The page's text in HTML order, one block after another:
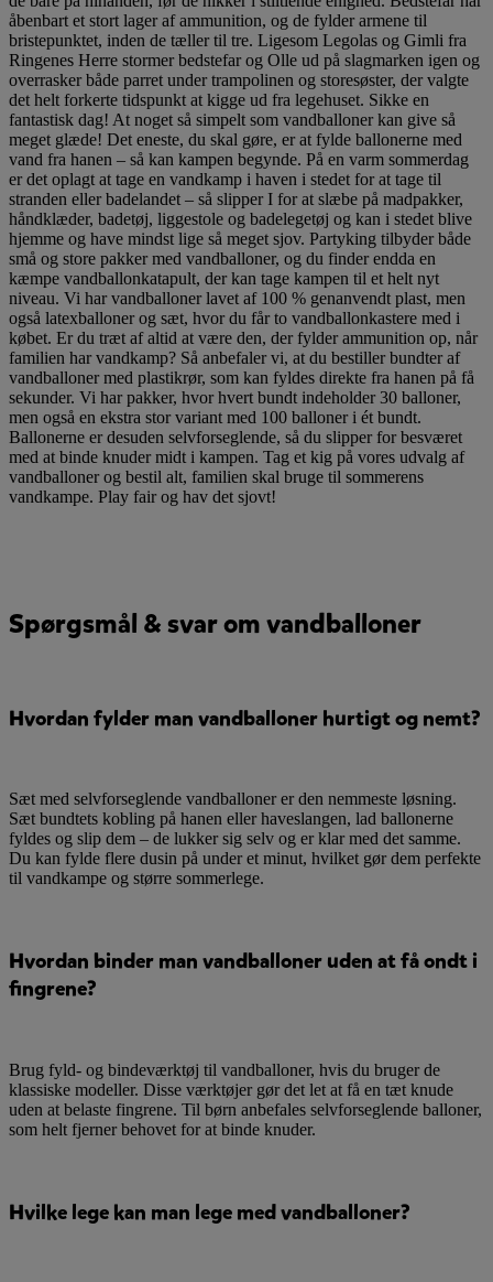
åbenbart et stort lager af ammunition, og de fylder armene til
bristepunktet, inden de tæller til tre. Ligesom Legolas og Gimli fra
Ringenes Herre stormer bedstefar og Olle ud på slagmarken igen og
overrasker både parret under trampolinen og storesøster, der valgte
det helt forkerte tidspunkt at kigge ud fra legehuset. Sikke en
fantastisk dag! At noget så simpelt som vandballoner kan give så
meget glæde! Det eneste, du skal gøre, er at fylde ballonerne med
vand fra hanen – så kan kampen begynde. På en varm sommerdag
er det oplagt at tage en vandkamp i haven i stedet for at tage til
stranden eller badelandet – så slipper I for at slæbe på madpakker,
håndklæder, badetøj, liggestole og badelegetøj og kan i stedet blive
hjemme og have mindst lige så meget sjov. Partyking tilbyder både
små og store pakker med vandballoner, og du finder endda en
kæmpe vandballonkatapult, der kan tage kampen til et helt nyt
niveau. Vi har vandballoner lavet af 100 % genanvendt plast, men
også latexballoner og sæt, hvor du får to vandballonkastere med i
købet. Er du træt af altid at være den, der fylder ammunition op, når
familien har vandkamp? Så anbefaler vi, at du bestiller bundter af
vandballoner med plastikrør, som kan fyldes direkte fra hanen på få
sekunder. Vi har pakker, hvor hvert bundt indeholder 30 balloner,
men også en ekstra stor variant med 100 balloner i ét bundt.
Ballonerne er desuden selvforseglende, så du slipper for besværet
med at binde knuder midt i kampen. Tag et kig på vores udvalg af
vandballoner og bestil alt, familien skal bruge til sommerens
vandkampe. Play fair og hav det sjovt!
Spørgsmål & svar om vandballoner
Hvordan fylder man vandballoner hurtigt og nemt?
Sæt med selvforseglende vandballoner er den nemmeste løsning.
Sæt bundtets kobling på hanen eller haveslangen, lad ballonerne
fyldes og slip dem – de lukker sig selv og er klar med det samme.
Du kan fylde flere dusin på under et minut, hvilket gør dem perfekte
til vandkampe og større sommerlege.
Hvordan binder man vandballoner uden at få ondt i
fingrene?
Brug fyld- og bindeværktøj til vandballoner, hvis du bruger de
klassiske modeller. Disse værktøjer gør det let at få en tæt knude
uden at belaste fingrene. Til børn anbefales selvforseglende balloner,
som helt fjerner behovet for at binde knuder.
Hvilke lege kan man lege med vandballoner?